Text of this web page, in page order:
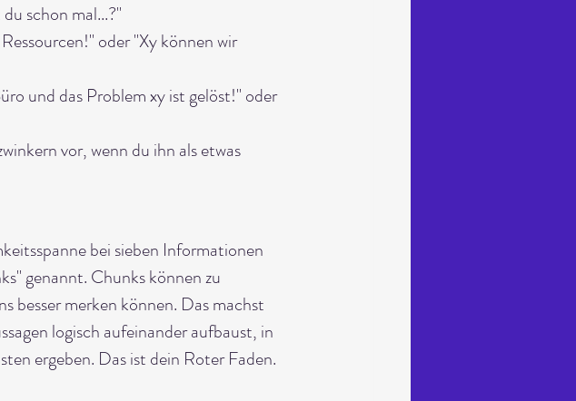
schon mal...?"
oder "Xy können wir
und das Problem xy ist gelöst!" oder
vor, wenn du ihn als etwas
bei sieben Informationen
genannt. Chunks können zu
besser merken können. Das machst
logisch aufeinander aufbaust, in
ergeben. Das ist dein Roter Faden.